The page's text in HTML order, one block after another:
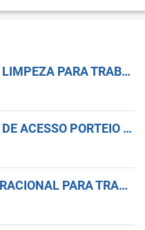
VAGA DE SUPERVISORA DE LIMPEZA PARA TRABALHAR EM BARUERI COM (CNH B)
///VAGA DE CONTROLADOR DE ACESSO PORTEIO PARA BARUERI SÓ DO SEXO MASCULINO////
VAGA DE SUPERVISOR OPERACIONAL PARA TRABALHAR EM BARUERI